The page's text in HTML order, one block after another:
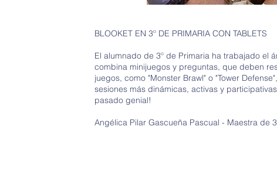
BLOOKET EN 3º DE PRIMARIA CON TABLETS
El alumnado de 3º de Primaria ha trabajado el
combina minijuegos y preguntas, que deben
juegos, como "Monster Brawl" o "Tower
sesiones más dinámicas, activas y
pasado genial!
Angélica Pilar Gascueña Pascual - Maestra de